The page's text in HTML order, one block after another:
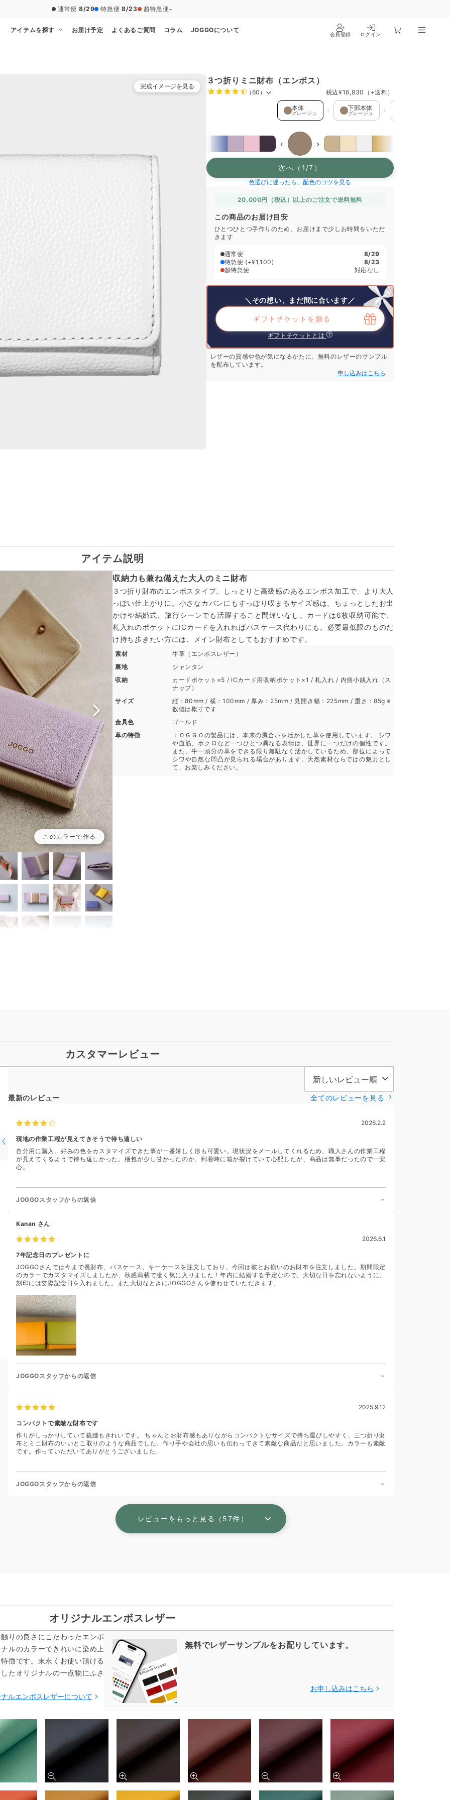
通常便 8/29 特急便 8/23 超特急便−
アイテムを探す お届け予定 よくあるご質問 コラム JOGGOについて
会員登録 ログイン
完成イメージを見る
本体
グレージュ
下部本体
グレージュ
‹ ›
３つ折りミニ財布（エンボス）
（60） 税込¥16,830 （+送料）
次へ（1/7）
色選びに迷ったら、配色のコツを見る
20,000円（税込）以上のご注文で送料無料
この商品のお届け目安
ひとつひとつ手作りのため、お届けまで少しお時間をいただ
きます
通常便
8/29
特急便 (+¥1,100)
8/23
超特急便
対応なし
＼その想い、まだ間に合います／
ギフトチケットを贈る
ギフトチケットとは
レザーの質感や色が気になるかたに、無料のレザーのサンプル
を配布しています。
申し込みはこちら
アイテム説明
このカラーで作る
収納力も兼ね備えた大人のミニ財布
３つ折り財布のエンボスタイプ。しっとりと高級感のあるエンボス加工で、より大人
っぽい仕上がりに。小さなカバンにもすっぽり収まるサイズ感は、ちょっとしたお出
かけや結婚式、旅行シーンでも活躍すること間違いなし。カードは6枚収納可能で、
札入れのポケットにICカードを入れればパスケース代わりにも。必要最低限のものだ
け持ち歩きたい方には、メイン財布としてもおすすめです。
素材
牛革（エンボスレザー）
裏地
シャンタン
収納
カードポケット×5 / ICカード用収納ポケット×1 / 札入れ / 内側小銭入れ（ス
ナップ）
サイズ
縦：80mm / 横：100mm / 厚み：25mm / 見開き幅：225mm / 重さ：85g ※
数値は概寸です
金具色
ゴールド
革の特徴
ＪＯＧＧＯの製品には、本来の風合いを活かした革を使用しています。 シワ
や血筋、ホクロなど一つひとつ異なる表情は、世界に一つだけの個性です。
また、牛一頭分の革をできる限り無駄なく活かしているため、部位によって
シワや自然な凹凸が見られる場合があります。天然素材ならではの魅力とし
て、お楽しみください。
カスタマーレビュー
最新のレビュー 全てのレビューを見る
2026.2.2
現地の作業工程が見えてきそうで待ち遠しい
自分用に購入。好みの色をカスタマイズできた事が一番嬉しく形も可愛い。現状況をメールしてくれるため、職人さんの作業工程
が見えてくるようで待ち遠しかった。梱包が少し甘かったのか、到着時に箱が裂けていて心配したが、商品は無事だったので一安
心。
JOGGOスタッフからの返信
Kanan さん
2026.6.1
7年記念日のプレゼントに
JOGGOさんでは今まで長財布、パスケース、キーケースを注文しており、今回は彼とお揃いのお財布を注文しました。期間限定
のカラーでカスタマイズしましたが、秋感満載で凄く気に入りました！年内に結婚する予定なので、大切な日を忘れないように、
刻印には交際記念日を入れました。また大切なときにJOGGOさんを使わせていただきます。
JOGGOスタッフからの返信
2025.9.12
コンパクトで素敵な財布です
作りがしっかりしていて裁縫もきれいです。 ちゃんとお財布感もありながらコンパクトなサイズで持ち運びしやすく、三つ折り財
布とミニ財布のいいとこ取りのような商品でした。作り手や会社の思いも伝わってきて素敵な商品だと思いました。カラーも素敵
です。作っていただいてありがとうございました。
JOGGOスタッフからの返信
レビューをもっと見る（57件）
オリジナルエンボスレザー
りの良さにこだわったエンボ
ルのカラーできれいに染め上
徴です。末永くお使い頂ける
たオリジナルの一点物にふさ
ルエンボスレザーについて
無料でレザーサンプルをお配りしています。
お申し込みはこちら